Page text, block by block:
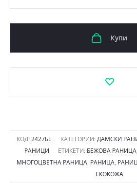
Купи
КОД: 2427БЕ КАТЕГОРИИ: ДАМСКИ
РАНИЦИ
ЕТИКЕТИ: БЕЖОВА РАНИЦА
МНОГОЦВЕТНА РАНИЦА, РАНИЦА,
ЕКОКОЖА